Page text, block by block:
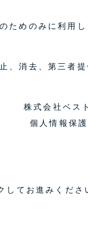
ためのみに利用し
、消去、第三者提
株式会社ベス
個人情報保
してお進みくださ